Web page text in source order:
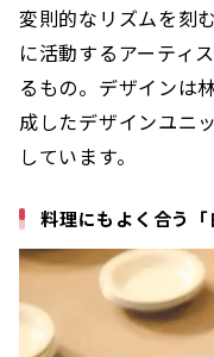
変則的なリズムを刻
に活動するアーティ
るもの。デザインは
成したデザインユニ
しています。
料理にもよく合う「